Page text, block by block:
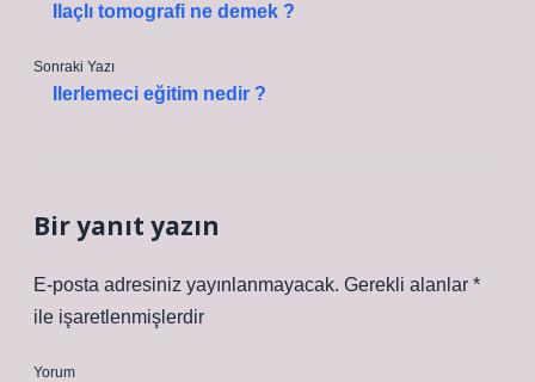
Ilaçlı tomografi ne demek ?
Sonraki Yazı
Ilerlemeci eğitim nedir ?
Bir yanıt yazın
E-posta adresiniz yayınlanmayacak. Gerekli alanlar *
ile işaretlenmişlerdir
Yorum